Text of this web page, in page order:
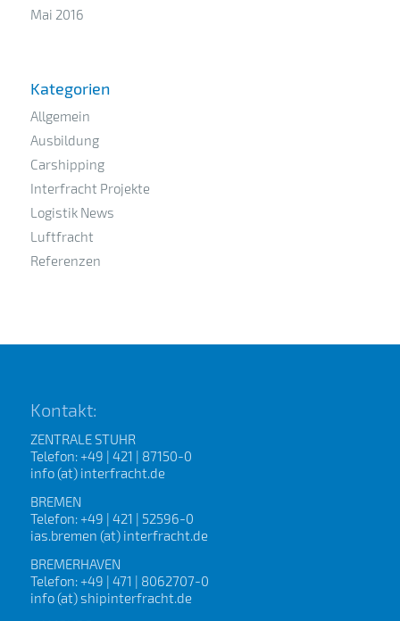
Mai 2016
Kategorien
Allgemein
Ausbildung
Carshipping
Interfracht Projekte
Logistik News
Luftfracht
Referenzen
Kontakt:
ZENTRALE STUHR
Telefon: +49 | 421 | 87150-0
info (at) interfracht.de
BREMEN
Telefon: +49 | 421 | 52596-0
ias.bremen (at) interfracht.de
BREMERHAVEN
Telefon: +49 | 471 | 8062707-0
info (at) shipinterfracht.de